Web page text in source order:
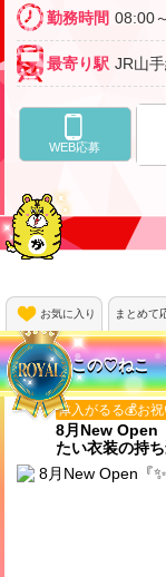
勤務時間 08:00
最寄り駅 JR山手
WEB応募
お気に入り まとめて
この♡ねこ
体入がるる💰お
8月New Open
たい衣装の持